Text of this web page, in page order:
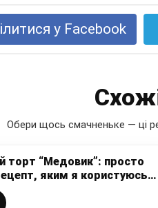
у Facebook
Обери щось смачненьке — ці
торт “Медовик”: просто
яким я користуюсь